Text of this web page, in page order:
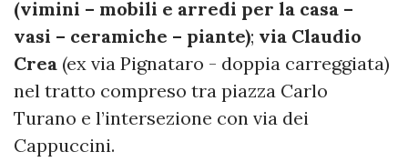
(vimini – mobili e arredi per la casa –
vasi – ceramiche – piante); via Claudio
Crea (ex via Pignataro - doppia carreggiata)
nel tratto compreso tra piazza Carlo
Turano e l’intersezione con via dei
Cappuccini.